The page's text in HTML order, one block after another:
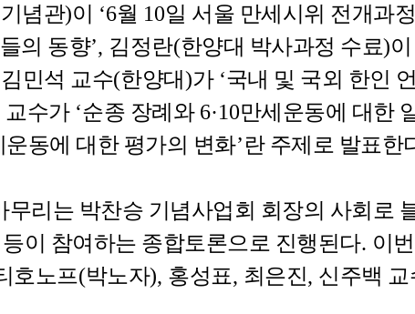
념관)이 ‘6월 10일 서울 만세시위 전개과정
의 동향’, 김정란(한양대 박사과정 수료)이
민석 교수(한양대)가 ‘국내 및 국외 한인
교수가 ‘순종 장례와 6·10만세운동에 대한
운동에 대한 평가의 변화’란 주제로 발표한
리는 박찬승 기념사업회 회장의 사회로
등이 참여하는 종합토론으로 진행된다. 이
호노프(박노자), 홍성표, 최은진, 신주백 교